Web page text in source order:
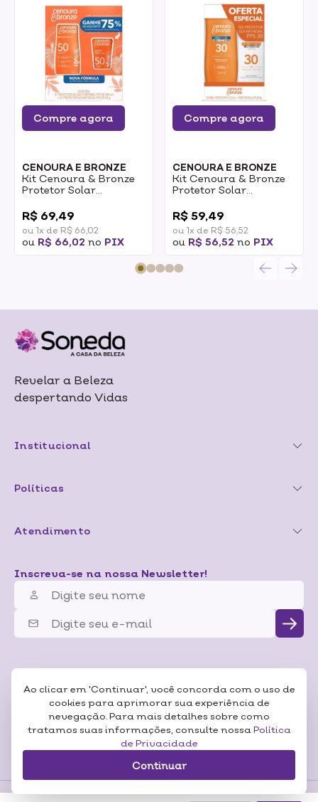
Ao clicar em 'Continuar', você concorda com o uso de
cookies para aprimorar sua experiência de
nevegação. Para mais detalhes sobre como
tratamos suas informações, consulte nossa Política
de Privacidade
Continuar
Compre agora
CENOURA E BRONZE
Kit Cenoura & Bronze
Protetor Solar
Protetor Solar Facial
FPS50 1un
R$ 69,49
ou 1x de R$ 66,02
ou R$ 66,02 no PIX
Compre agora
CENOURA E BRONZE
Kit Cenoura & Bronze
Protetor Solar
Protetor Facial 50g
FPS30 1un
R$ 59,49
ou 1x de R$ 56,52
ou R$ 56,52 no PIX
Revelar a Beleza
despertando Vidas
Institucional
Políticas
Atendimento
Inscreva-se na nossa Newsletter!